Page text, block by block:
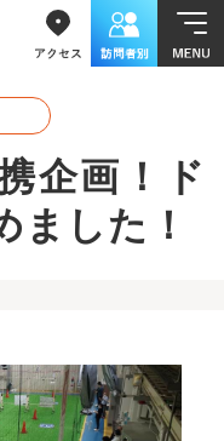
企画！ド
ました！